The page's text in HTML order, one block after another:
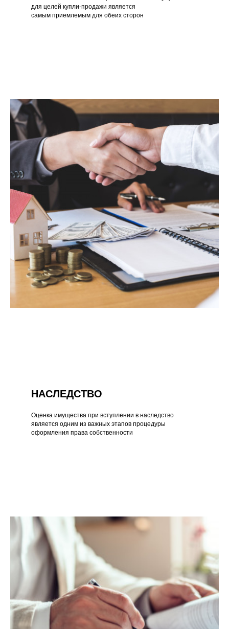
для целей купли-продажи является
самым приемлемым для обеих сторон
НАСЛЕДСТВО
Оценка имущества при вступлении в наследство
является одним из важных этапов процедуры
оформления права собственности